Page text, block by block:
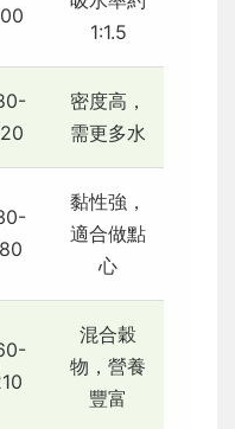
1:1.5
密度高，
需更多水
黏性強，
適合做點
心
混合穀
物，營養
豐富